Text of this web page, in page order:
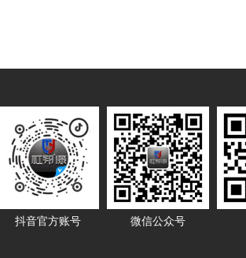
微信公众号
抖音官方账号